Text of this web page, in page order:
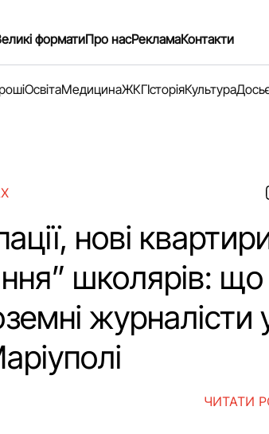
форматиПро насРекламаКонтакти
ОсвітаМедицинаЖКГІсторіяКультура
нові
школярів: що
журналісти
ЧИТАТИ